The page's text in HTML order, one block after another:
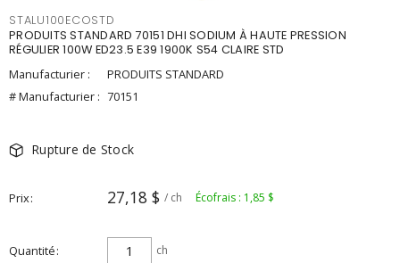
STALU100ECOSTD
PRODUITS STANDARD 70151 DHI SODIUM À HAUTE PRESSION
RÉGULIER 100W ED23.5 E39 1900K S54 CLAIRE STD
Manufacturier :
PRODUITS STANDARD
# Manufacturier : 70151
Rupture de Stock
Prix 27,18 $ / ch Écofrais : 1,85 $
Quantité ch